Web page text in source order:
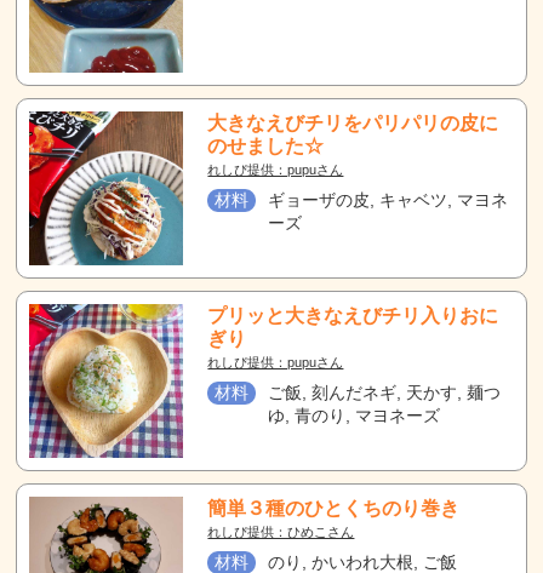
大きなえびチリをパリパリの皮に
のせました☆
れしぴ提供：pupuさん
材料
ギョーザの皮, キャベツ, マヨネ
ーズ
プリッと大きなえびチリ入りおに
ぎり
れしぴ提供：pupuさん
材料
ご飯, 刻んだネギ, 天かす, 麺つ
ゆ, 青のり, マヨネーズ
簡単３種のひとくちのり巻き
れしぴ提供：ひめこさん
材料 のり, かいわれ大根, ご飯